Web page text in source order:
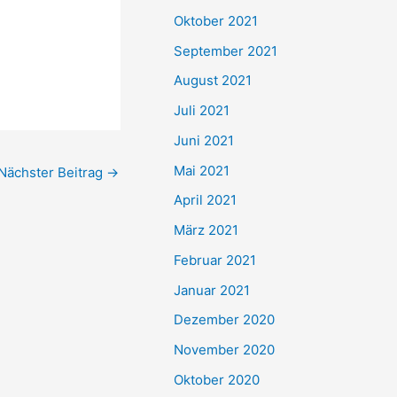
Beitrag →
e
n
h
:
Oktober 2021
September 2021
August 2021
Juli 2021
Juni 2021
Mai 2021
April 2021
März 2021
Februar 2021
Januar 2021
Dezember 2020
November 2020
Oktober 2020